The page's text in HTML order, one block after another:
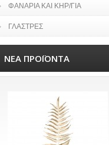
ΦΑΝΑΡΙΑ ΚΑΙ ΚΗΡ/ΓΙΑ
ΓΛΑΣΤΡΕΣ
ΝΕΑ ΠΡΟΪΟΝΤΑ